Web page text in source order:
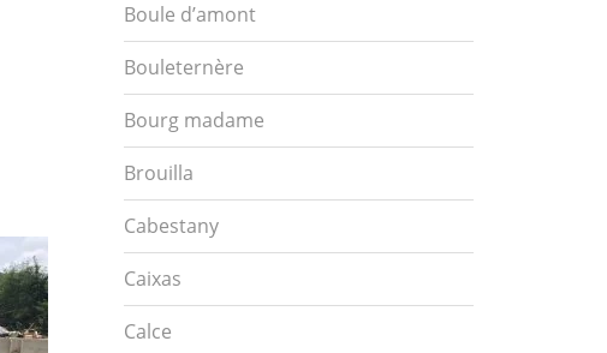
Boule d’amont
Bouleternère
Bourg madame
Brouilla
Cabestany
Caixas
Calce